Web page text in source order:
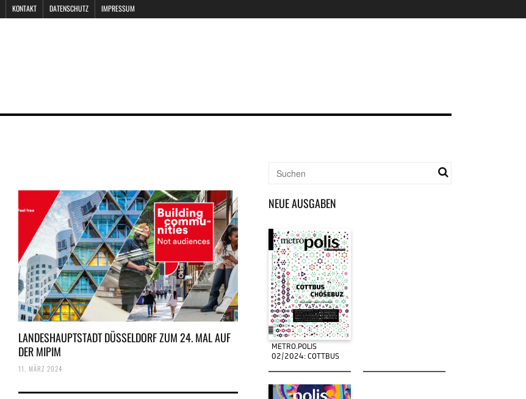
KONTAKT DATENSCHUTZ IMPRESSUM
LANDESHAUPTSTADT DÜSSELDORF ZUM 24. MAL AUF
DER MIPIM
11. MÄRZ 2024
NEUE AUSGABEN
METRO.POLIS
02/2024: COTTBUS